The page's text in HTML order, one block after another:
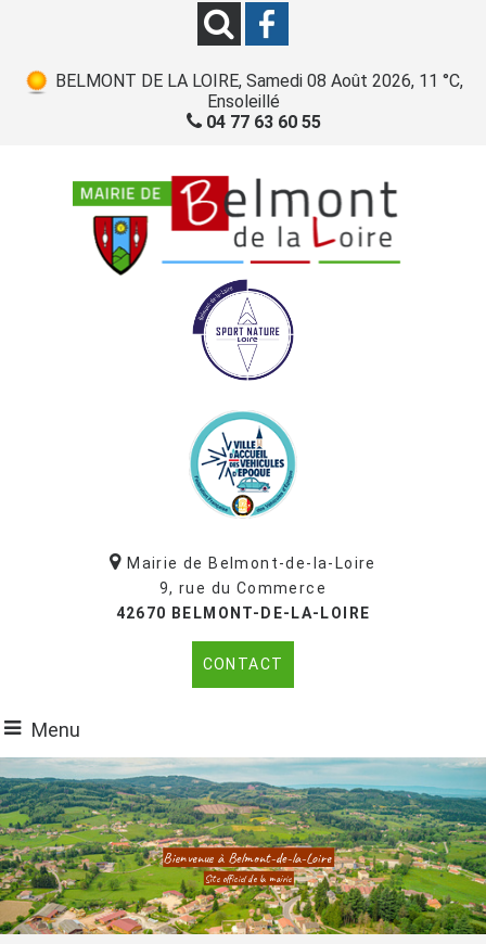
BELMONT DE LA LOIRE, Samedi 08 Août 2026, 11 °C,
Ensoleillé
04 77 63 60 55
Mairie de Belmont-de-la-Loire
9, rue du Commerce
42670 BELMONT-DE-LA-LOIRE
CONTACT
Menu
Bienvenue à Belmont-de-la-Loire
Site officiel de la mairie